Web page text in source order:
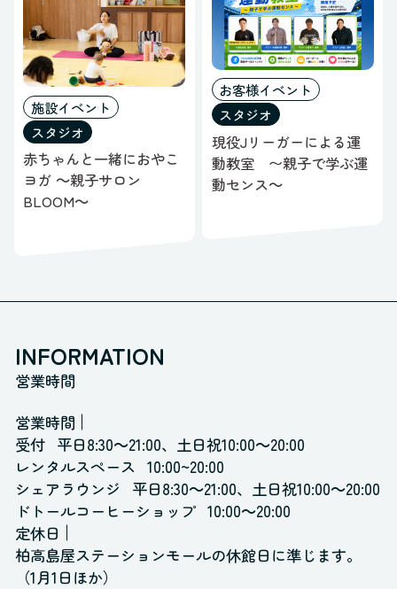
施設イベント
スタジオ
赤ちゃんと一緒におやこ
ヨガ ～親子サロン
BLOOM～
お客様イベント
スタジオ
現役Jリーガーによる運
動教室 〜親子で学ぶ運
動センス～
INFORMATION
営業時間
営業時間
受付 平日8:30～21:00、土日祝10:00～20:00
レンタルスペース
10:00~20:00
シェアラウンジ
平日8:30～21:00、土日祝10:00～20:00
ドトールコーヒーショップ 10:00～20:00
定休日
柏高島屋ステーションモールの休館日に準じます。
（1月1日ほか）